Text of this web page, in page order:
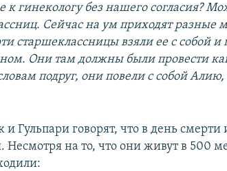
к гинекологу без нашего согласия?
Сейчас на ум приходят
старшеклассницы взяли ее с собой
Они там должны были провести
подруг, они повели с собой
Гульпари говорят, что в день
Несмотря на то, что они живут в 500